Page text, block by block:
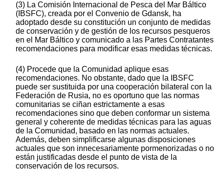
(3) La Comisión Internacional de Pesca del Mar Báltico
(IBSFC), creada por el Convenio de Gdansk, ha
adoptado desde su constitución un conjunto de medidas
de conservación y de gestión de los recursos pesqueros
en el Mar Báltico y comunicado a las Partes Contratantes
recomendaciones para modificar esas medidas técnicas.
(4) Procede que la Comunidad aplique esas
recomendaciones. No obstante, dado que la IBSFC
puede ser sustituida por una cooperación bilateral con la
Federación de Rusia, no es oportuno que las normas
comunitarias se ciñan estrictamente a esas
recomendaciones sino que deben conformar un sistema
general y coherente de medidas técnicas para las aguas
de la Comunidad, basado en las normas actuales.
Además, deben simplificarse algunas disposiciones
actuales que son innecesariamente pormenorizadas o no
están justificadas desde el punto de vista de la
conservación de los recursos.